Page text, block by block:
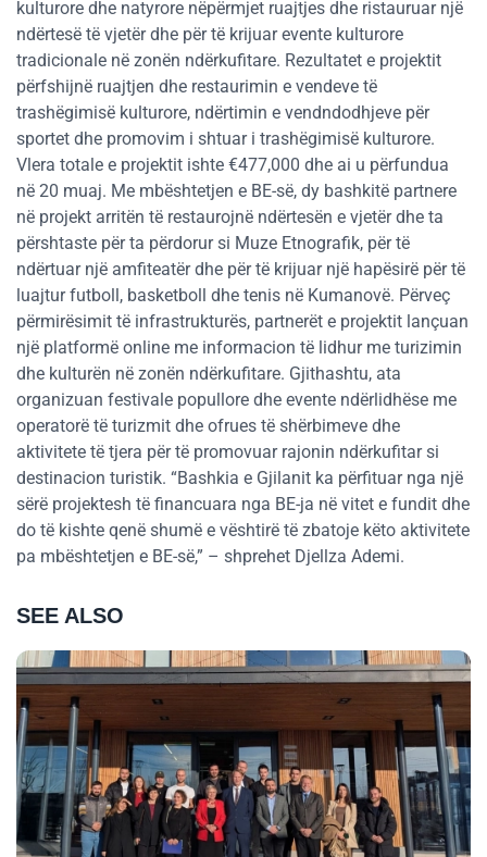
kulturore dhe natyrore nëpërmjet ruajtjes dhe ristauruar një
ndërtesë të vjetër dhe për të krijuar evente kulturore
tradicionale në zonën ndërkufitare. Rezultatet e projektit
përfshijnë ruajtjen dhe restaurimin e vendeve të
trashëgimisë kulturore, ndërtimin e vendndodhjeve për
sportet dhe promovim i shtuar i trashëgimisë kulturore.
Vlera totale e projektit ishte €477,000 dhe ai u përfundua
në 20 muaj. Me mbështetjen e BE-së, dy bashkitë partnere
në projekt arritën të restaurojnë ndërtesën e vjetër dhe ta
përshtaste për ta përdorur si Muze Etnografik, për të
ndërtuar një amfiteatër dhe për të krijuar një hapësirë për të
luajtur futboll, basketboll dhe tenis në Kumanovë. Përveç
përmirësimit të infrastrukturës, partnerët e projektit lançuan
një platformë online me informacion të lidhur me turizimin
dhe kulturën në zonën ndërkufitare. Gjithashtu, ata
organizuan festivale popullore dhe evente ndërlidhëse me
operatorë të turizmit dhe ofrues të shërbimeve dhe
aktivitete të tjera për të promovuar rajonin ndërkufitar si
destinacion turistik. “Bashkia e Gjilanit ka përfituar nga një
sërë projektesh të financuara nga BE-ja në vitet e fundit dhe
do të kishte qenë shumë e vështirë të zbatoje këto aktivitete
pa mbështetjen e BE-së,” – shprehet Djellza Ademi.
SEE ALSO